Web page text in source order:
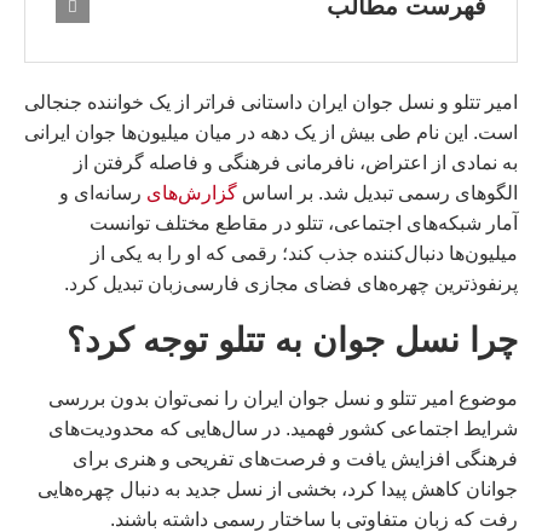
فهرست مطالب
امیر تتلو و نسل جوان ایران داستانی فراتر از یک خواننده جنجالی
است. این نام طی بیش از یک دهه در میان میلیون‌ها جوان ایرانی
به نمادی از اعتراض، نافرمانی فرهنگی و فاصله گرفتن از
الگوهای رسمی تبدیل شد. بر اساس گزارش‌های رسانه‌ای و
آمار شبکه‌های اجتماعی، تتلو در مقاطع مختلف توانست
میلیون‌ها دنبال‌کننده جذب کند؛ رقمی که او را به یکی از
پرنفوذترین چهره‌های فضای مجازی فارسی‌زبان تبدیل کرد.
چرا نسل جوان به تتلو توجه کرد؟
موضوع امیر تتلو و نسل جوان ایران را نمی‌توان بدون بررسی
شرایط اجتماعی کشور فهمید. در سال‌هایی که محدودیت‌های
فرهنگی افزایش یافت و فرصت‌های تفریحی و هنری برای
جوانان کاهش پیدا کرد، بخشی از نسل جدید به دنبال چهره‌هایی
رفت که زبان متفاوتی با ساختار رسمی داشته باشند.